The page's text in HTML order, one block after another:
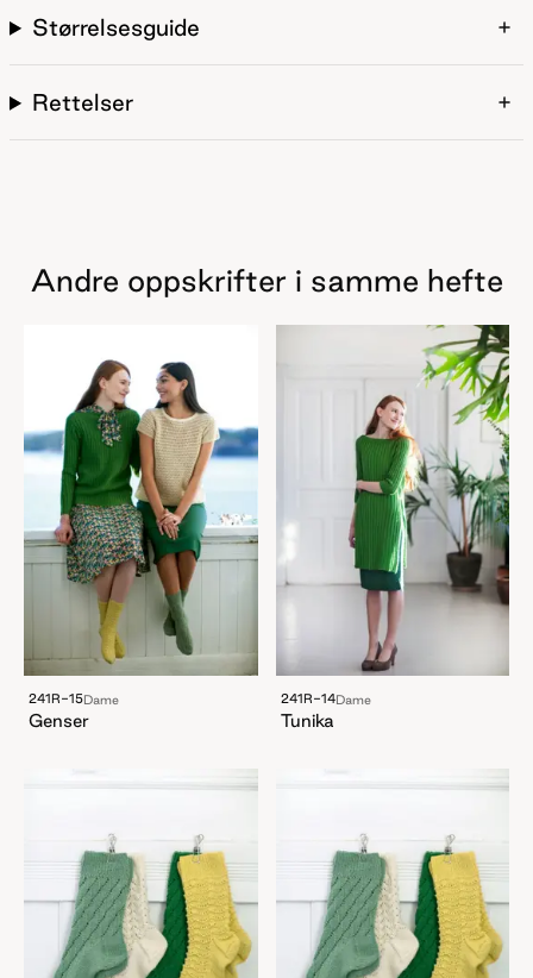
Størrelsesguide
Rettelser
Andre oppskrifter i samme hefte
241R-15Dame
Genser
241R-14Dame
Tunika